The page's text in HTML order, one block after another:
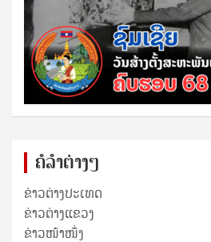
ຄໍລຳຕ່າງໆ
ຂ່າວຕ່າງປະເທດ
ຂ່າວ​ຕ່າງ​ແຂວງ
ຂ່າວໜ້າໜຶ່ງ